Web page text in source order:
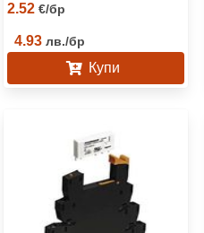
2.52 €/бр
4.93 лв./бр
Купи